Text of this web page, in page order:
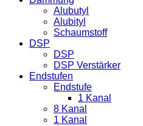
Alubutyl
Alubityl
Schaumstoff
DSP
DSP
DSP Verstärker
Endstufen
Endstufe
1 Kanal
8 Kanal
1 Kanal